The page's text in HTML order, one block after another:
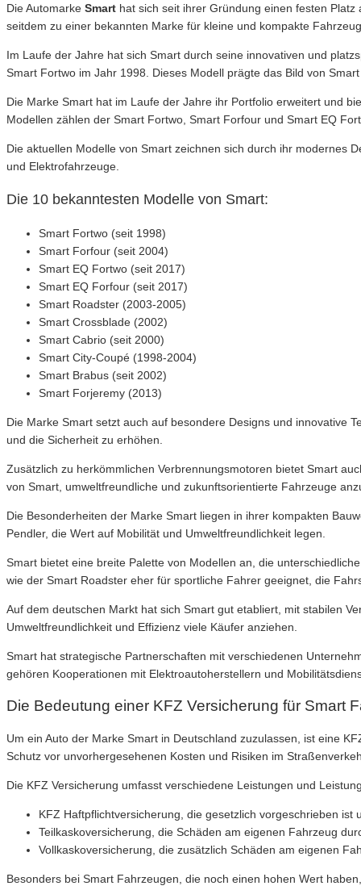
Die Automarke Smart hat sich seit ihrer Gründung einen festen
seitdem zu einer bekannten Marke für kleine und kompakte
Im Laufe der Jahre hat sich Smart durch seine innovativen und
Smart Fortwo im Jahr 1998. Dieses Modell prägte das Bild von
Die Marke Smart hat im Laufe der Jahre ihr Portfolio erweitert und
Modellen zählen der Smart Fortwo, Smart Forfour und Smart EQ
Die aktuellen Modelle von Smart zeichnen sich durch ihr modernes
und Elektrofahrzeuge.
Die 10 bekanntesten Modelle von Smart:
Smart Fortwo (seit 1998)
Smart Forfour (seit 2004)
Smart EQ Fortwo (seit 2017)
Smart EQ Forfour (seit 2017)
Smart Roadster (2003-2005)
Smart Crossblade (2002)
Smart Cabrio (seit 2000)
Smart City-Coupé (1998-2004)
Smart Brabus (seit 2002)
Smart Forjeremy (2013)
Die Marke Smart setzt auch auf besondere Designs und innovative
und die Sicherheit zu erhöhen.
Zusätzlich zu herkömmlichen Verbrennungsmotoren bietet Smart
von Smart, umweltfreundliche und zukunftsorientierte Fahrzeuge
Die Besonderheiten der Marke Smart liegen in ihrer kompakten
Pendler, die Wert auf Mobilität und Umweltfreundlichkeit legen.
Smart bietet eine breite Palette von Modellen an, die
wie der Smart Roadster eher für sportliche Fahrer geeignet, die
Auf dem deutschen Markt hat sich Smart gut etabliert, mit stabilen
Umweltfreundlichkeit und Effizienz viele Käufer anziehen.
Smart hat strategische Partnerschaften mit verschiedenen
gehören Kooperationen mit Elektroautoherstellern und
Die Bedeutung einer KFZ Versicherung für Smart
Um ein Auto der Marke Smart in Deutschland zuzulassen, ist eine
Schutz vor unvorhergesehenen Kosten und Risiken im
Die KFZ Versicherung umfasst verschiedene Leistungen und
KFZ Haftpflichtversicherung, die gesetzlich vorgeschrieben
Teilkaskoversicherung, die Schäden am eigenen Fahrzeug
Vollkaskoversicherung, die zusätzlich Schäden am eigenen
Besonders bei Smart Fahrzeugen, die noch einen hohen Wert